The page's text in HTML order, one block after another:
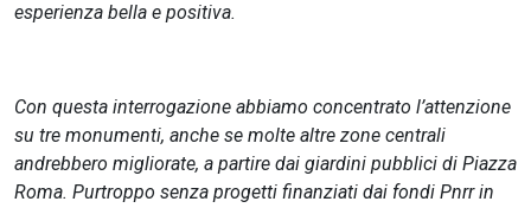
esperienza bella e positiva.
Con questa interrogazione abbiamo concentrato l’attenzione
su tre monumenti, anche se molte altre zone centrali
andrebbero migliorate, a partire dai giardini pubblici di Piazza
Roma. Purtroppo senza progetti finanziati dai fondi Pnrr in